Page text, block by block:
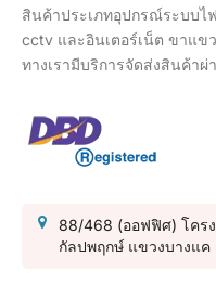
สินค้าประเภทอุปกรณ์ระบบไ
cctv และอินเตอร์เน็ต ขาแข
ทางเรามีบริการจัดส่งสินค้า
88/468 (ออฟฟิศ) โคร
กัลปพฤกษ์ แขวงบางแค